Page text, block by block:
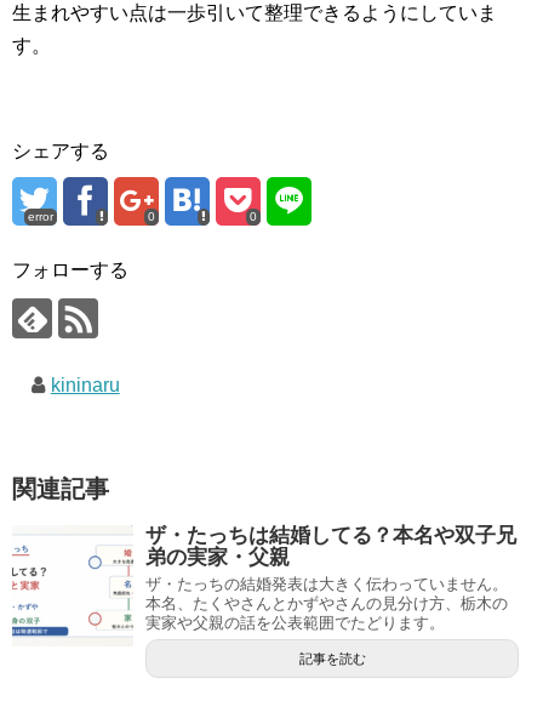
生まれやすい点は一歩引いて整理できるようにしていま
す。
シェアする
error 0 0
フォローする
kininaru
関連記事
ザ・たっちは結婚してる？本名や双子兄
弟の実家・父親
ザ・たっちの結婚発表は大きく伝わっていません。
本名、たくやさんとかずやさんの見分け方、栃木の
実家や父親の話を公表範囲でたどります。
記事を読む